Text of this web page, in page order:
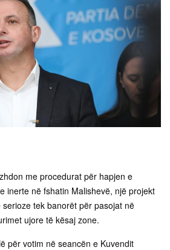
me procedurat për hapjen e
inerte në fshatin Malishevë, një projekt
tek banorët për pasojat në
ujore të kësaj zone.
për votim në seancën e Kuvendit